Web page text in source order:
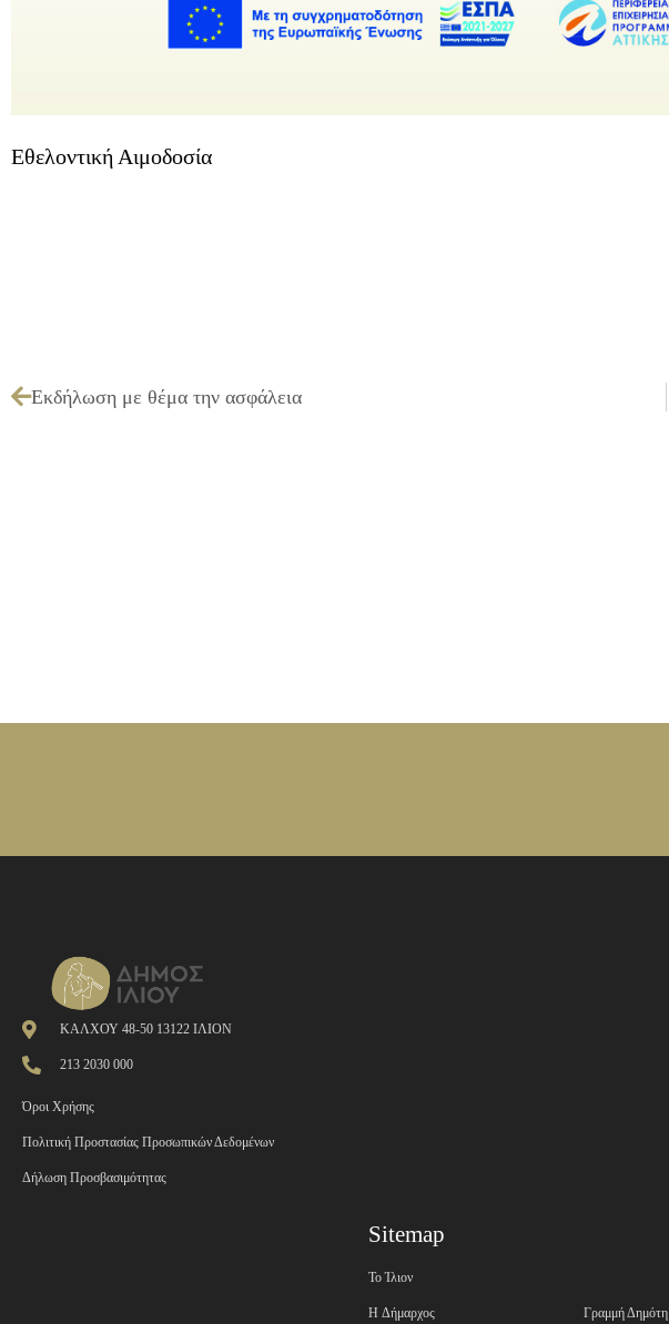
Εθελοντική Αιμοδοσία
Εκδήλωση με θέμα την ασφάλεια
ΚΑΛΧΟΥ 48-50 13122 ΙΛΙΟΝ
213 2030 000
Όροι Χρήσης
Πολιτική Προστασίας Προσωπικών Δεδομένων
Δήλωση Προσβασιμότητας
Sitemap
Το Ίλιον
H Δήμαρχος Γραμμή Δημότη